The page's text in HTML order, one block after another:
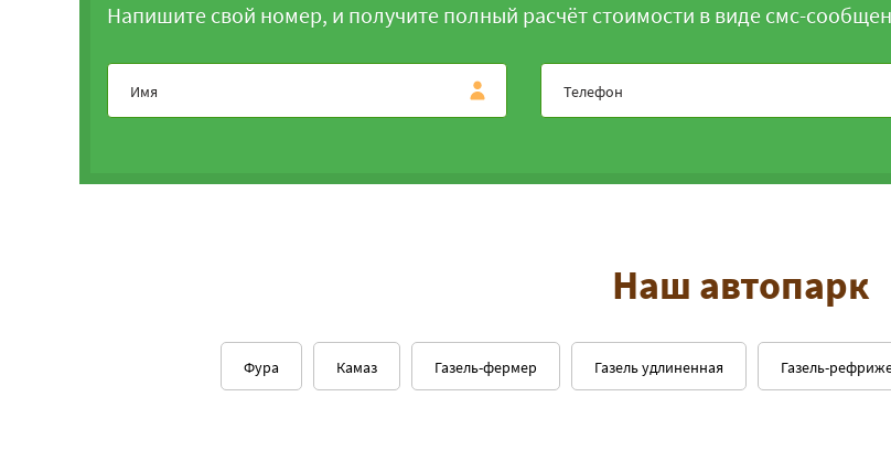
Напишите свой номер, и получите полный расчёт стоимости в виде смс-
Наш автопарк
Газель удлиненная Газель-
Газель-фермер
Камаз
Фура